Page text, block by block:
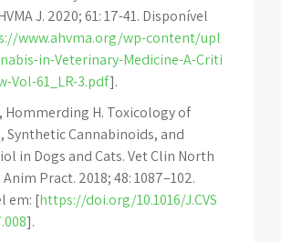
J. 2020; 61: 17-41. Disponível
www.ahvma.org/wp-content/upl
in-Veterinary-Medicine-A-Criti
Vol-61_LR-3.pdf].
Hommerding H. Toxicology of
Synthetic Cannabinoids, and
in Dogs and Cats. Vet Clin North
Pract. 2018; 48: 1087–102.
em: [https://doi.org/10.1016/J.CVS
].